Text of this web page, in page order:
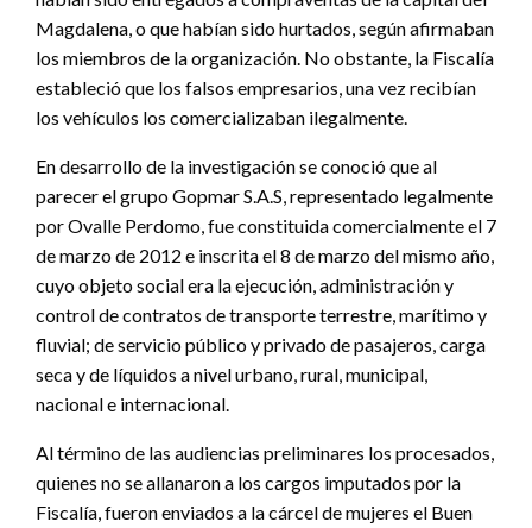
Magdalena, o que habían sido hurtados, según afirmaban
los miembros de la organización. No obstante, la Fiscalía
estableció que los falsos empresarios, una vez recibían
los vehículos los comercializaban ilegalmente.
En desarrollo de la investigación se conoció que al
parecer el grupo Gopmar S.A.S, representado legalmente
por Ovalle Perdomo, fue constituida comercialmente el 7
de marzo de 2012 e inscrita el 8 de marzo del mismo año,
cuyo objeto social era la ejecución, administración y
control de contratos de transporte terrestre, marítimo y
fluvial; de servicio público y privado de pasajeros, carga
seca y de líquidos a nivel urbano, rural, municipal,
nacional e internacional.
Al término de las audiencias preliminares los procesados,
quienes no se allanaron a los cargos imputados por la
Fiscalía, fueron enviados a la cárcel de mujeres el Buen